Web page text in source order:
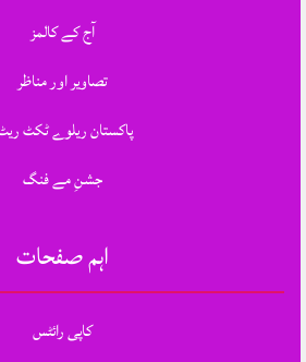
آج کے کالمز
تصاویر اور مناظر
پاکستان ریلوے ٹکٹ
جشنِ مے فنگ
اہم صفحات
کاپی رائٹس